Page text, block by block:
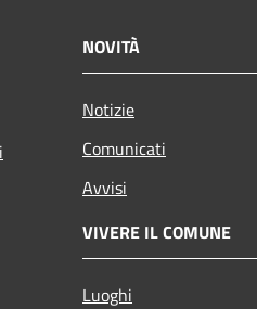
NOVITÀ
Notizie
Comunicati
Avvisi
VIVERE IL COMUNE
Luoghi